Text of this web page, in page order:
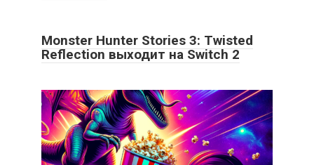
Monster Hunter Stories 3: Twisted
Reflection выходит на Switch 2